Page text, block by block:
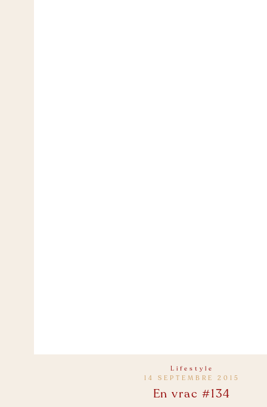
14 SEPTEMBRE 2015
En vrac #134
Lifestyle